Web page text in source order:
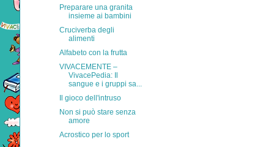
Preparare una granita
insieme ai bambini
Cruciverba degli
alimenti
Alfabeto con la frutta
VIVACEMENTE –
VivacePedia: Il
sangue e i gruppi sa...
Il gioco dell'intruso
Non si può stare senza
amore
Acrostico per lo sport